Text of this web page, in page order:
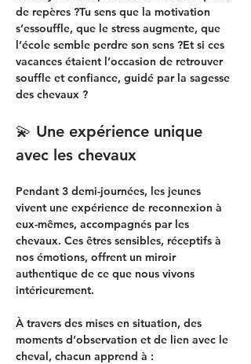
de repères ?Tu sens que la motivation
s’essouffle, que le stress augmente, que
l’école semble perdre son sens ?Et si ces
vacances étaient l’occasion de retrouver
souffle et confiance, guidé par la sagesse
des chevaux ?
💫 Une expérience unique
avec les chevaux
Pendant 3 demi-journées, les jeunes
vivent une expérience de reconnexion à
eux-mêmes, accompagnés par les
chevaux. Ces êtres sensibles, réceptifs à
nos émotions, offrent un miroir
authentique de ce que nous vivons
intérieurement.
À travers des mises en situation, des
moments d’observation et de lien avec le
cheval, chacun apprend à :